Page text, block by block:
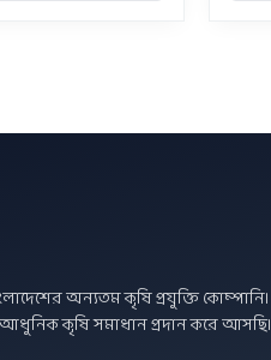
অন্যতম কৃষি প্রযুক্তি কোম্পানি।
কৃষি সমাধান প্রদান করে আসছি।